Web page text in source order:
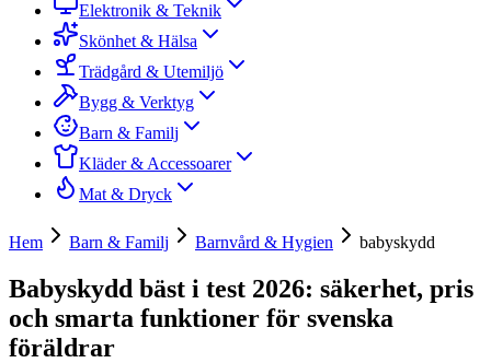
Elektronik & Teknik
Skönhet & Hälsa
Trädgård & Utemiljö
Bygg & Verktyg
Barn & Familj
Kläder & Accessoarer
Mat & Dryck
Hem Barn & Familj Barnvård & Hygien babyskydd
Babyskydd bäst i test 2026: säkerhet, pris
och smarta funktioner för svenska
föräldrar